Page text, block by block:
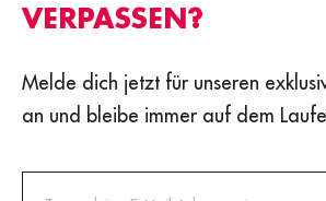
VERPASSEN?
Melde dich jetzt für unseren
an und bleibe immer auf dem